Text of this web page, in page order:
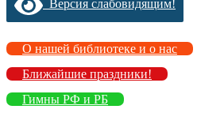
Версия слабовидящим!
О нашей библиотеке и о нас
Ближайшие праздники!
Гимны РФ и РБ